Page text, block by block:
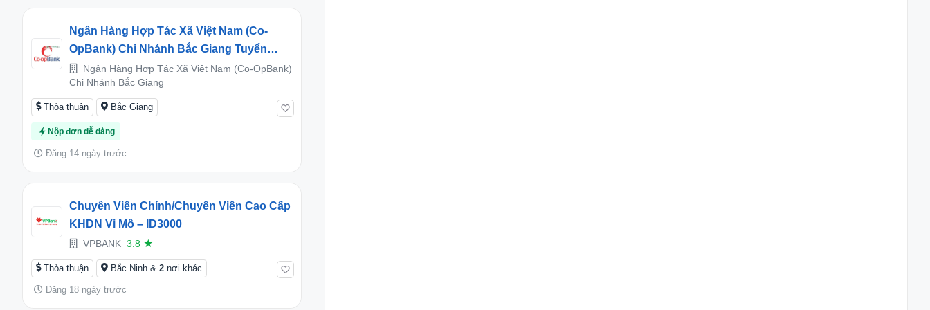
Ngân Hàng Hợp Tác Xã Việt Nam (Co-
OpBank) Chi Nhánh Bắc Giang Tuyển
Dụng Kế Toán Ngân Quỹ
Ngân Hàng Hợp Tác Xã Việt Nam (Co-OpBank)
Chi Nhánh Bắc Giang
Thỏa thuận Bắc Giang
Nộp đơn dễ dàng
Đăng 14 ngày trước
Chuyên Viên Chính/Chuyên Viên Cao Cấp
KHDN Vi Mô – ID3000
VPBANK 3.8 ★
Thỏa thuận Bắc Ninh & 2 nơi khác
Đăng 18 ngày trước